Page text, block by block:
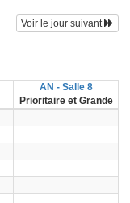
AN - Salle 8
Prioritaire et Grande
Voir le jour suivant